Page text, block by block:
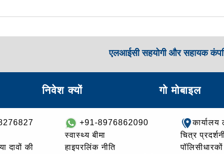
एलआईसी सहयोगी और सहायक
निवेश क्यों गो मोबाइल
दावों की
+91-8976862090
स्वास्थ्य बीमा
हाइपरलिंक नीति
चित्र